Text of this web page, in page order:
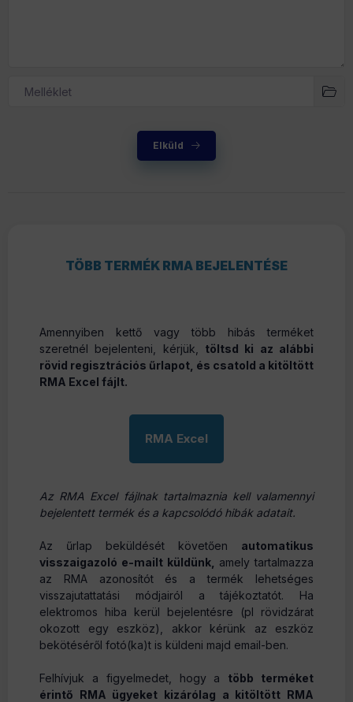
Melléklet
Elküld
TÖBB TERMÉK RMA BEJELENTÉSE
Amennyiben kettő vagy több hibás terméket
szeretnél bejelenteni, kérjük, töltsd ki az alábbi
rövid regisztrációs űrlapot, és csatold a kitöltött
RMA Excel fájlt.
RMA Excel
Az RMA Excel fájlnak tartalmaznia kell valamennyi
bejelentett termék és a kapcsolódó hibák adatait.
Az űrlap beküldését követően automatikus
visszaigazoló e-mailt küldünk,
amely tartalmazza
az RMA azonosítót és a termék lehetséges
visszajutattatási módjairól a tájékoztatót. Ha
elektromos hiba kerül bejelentésre (pl rövidzárat
okozott egy eszköz), akkor kérünk az eszköz
bekötéséről fotó(ka)t is küldeni majd email-ben.
Felhívjuk a figyelmedet, hogy a több terméket
érintő RMA ügyeket kizárólag a kitöltött RMA